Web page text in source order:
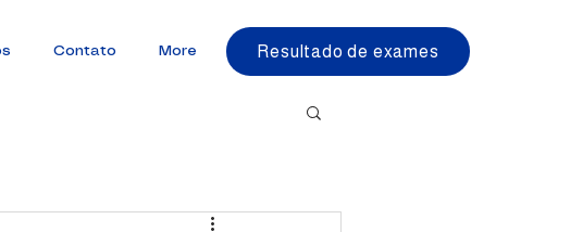
Contato More Resultado de exames